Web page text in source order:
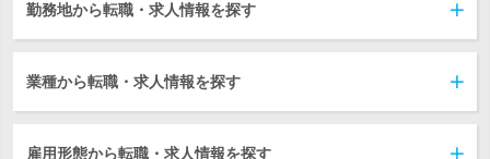
勤務地から転職・求人情報を探す
業種から転職・求人情報を探す
雇用形態から転職・求人情報を探す